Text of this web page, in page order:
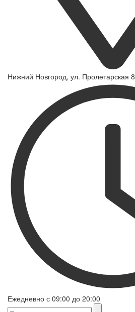
Нижний Новгород, ул. Пролетарская 8
Ежедневно с 09:00 до 20:00